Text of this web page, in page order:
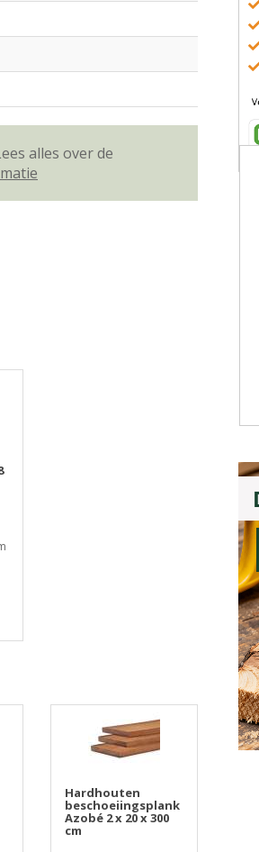
alles over de
Hardhouten
beschoeiingsplank
Azobé 2 x 20 x 300
cm